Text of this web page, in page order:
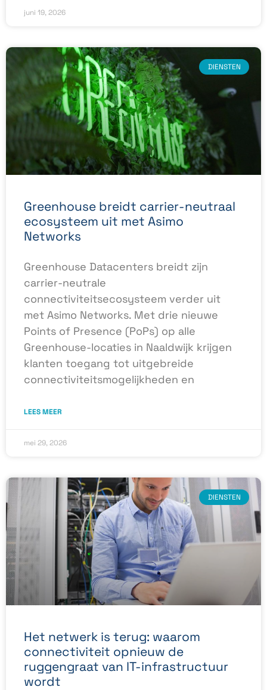
juni 19, 2026
DIENSTEN
Greenhouse breidt carrier-neutraal
ecosysteem uit met Asimo
Networks
Greenhouse Datacenters breidt zijn
carrier-neutrale
connectiviteitsecosysteem verder uit
met Asimo Networks. Met drie nieuwe
Points of Presence (PoPs) op alle
Greenhouse-locaties in Naaldwijk krijgen
klanten toegang tot uitgebreide
connectiviteitsmogelijkheden en
LEES MEER
mei 29, 2026
DIENSTEN
Het netwerk is terug: waarom
connectiviteit opnieuw de
ruggengraat van IT-infrastructuur
wordt